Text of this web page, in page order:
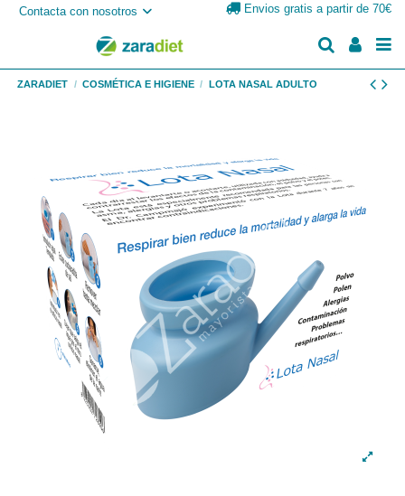
Contacta con nosotros Envios gratis a partir de 70€
ZARADIET COSMÉTICA E HIGIENE LOTA NASAL ADULTO